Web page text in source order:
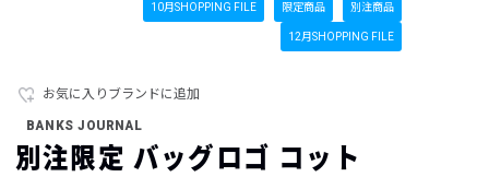
シー
する法律
別注商品
限定商品
10月SHOPPING FILE
12月SHOPPING FILE
お気に入りブランドに追加
BANKS JOURNAL
別注限定 バッグロゴ コット